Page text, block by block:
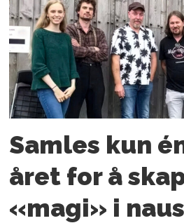
Samles kun
året for å
«magi» i